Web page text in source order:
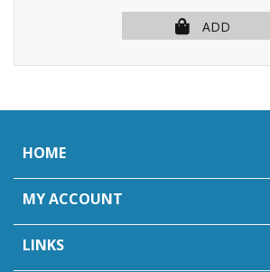
ADD
HOME
MY ACCOUNT
LINKS